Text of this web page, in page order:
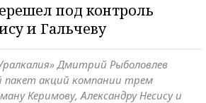
под контроль
и Гальчеву
Дмитрий Рыболовлев
пакет акций компании трем
Керимову, Александру Несису и